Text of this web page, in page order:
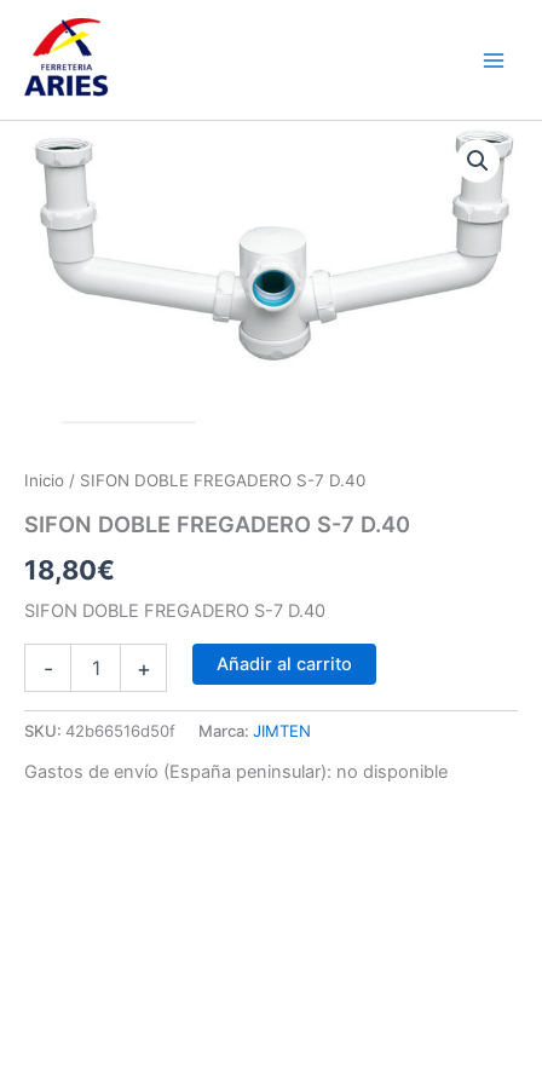
contenido
Inicio / SIFON DOBLE FREGADERO S-7 D.40
SIFON DOBLE FREGADERO S-7 D.40
18,80€
SIFON DOBLE FREGADERO S-7 D.40
-
DOBLE
FREGADERO
D.40
cantidad
+ Añadir al carrito
SKU: 42b66516d50f Marca: JIMTEN
Gastos de envío (España peninsular): no disponible